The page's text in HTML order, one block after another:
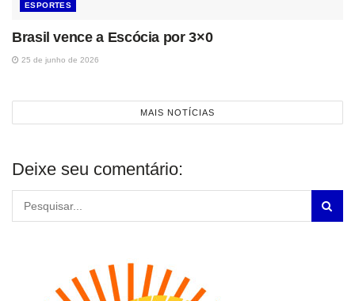
ESPORTES
Brasil vence a Escócia por 3×0
25 de junho de 2026
MAIS NOTÍCIAS
Deixe seu comentário: